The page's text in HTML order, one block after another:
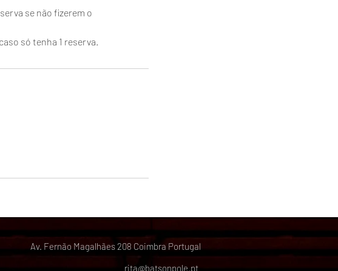
se não fizerem o
só tenha 1 reserva.
Av. Fernão Magalhães 208 Coimbra Portugal
rita@batsonpole.pt